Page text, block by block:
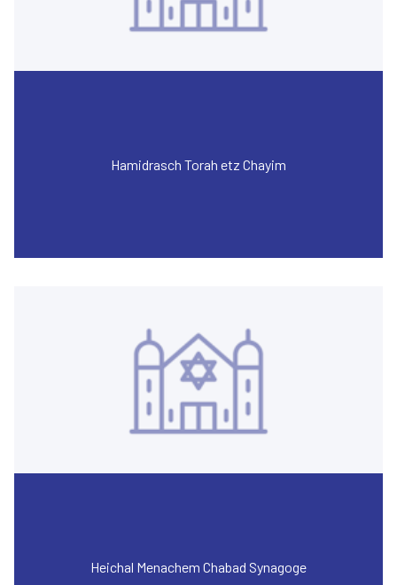
Hamidrasch Torah etz Chayim
Heichal Menachem Chabad Synagoge